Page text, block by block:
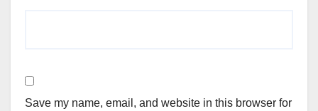
Save my name, email, and website in this browser for